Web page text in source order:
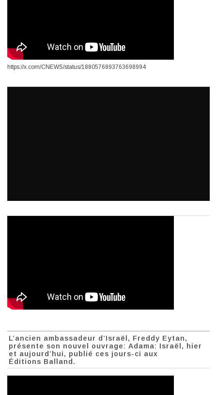
https://x.com/CNEWS/status/1880576893763698994
L’ancien ambassadeur d’Israël, Freddy Eytan,
présente son nouvel ouvrage: Adama: Israël, hier
et aujourd’hui, publié ces jours-ci aux
Éditions Balland.